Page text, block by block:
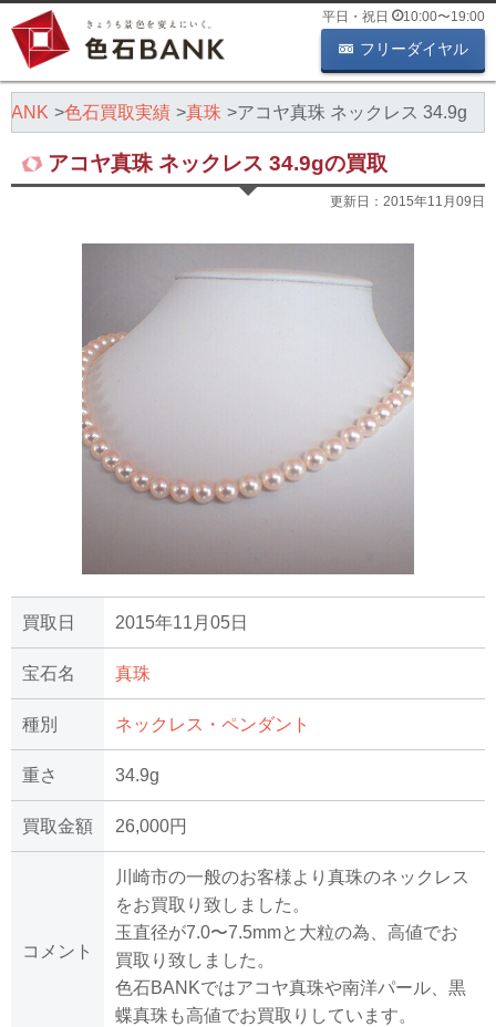
平日・祝日 10:00〜19:00
フリーダイヤル
色石買取実績 真珠 アコヤ真珠 ネックレス 34.9g
アコヤ真珠 ネックレス 34.9gの買取
更新日： 2015年11月09日
買取日 2015年11月05日
宝石名 真珠
種別 ネックレス・ペンダント
重さ 34.9g
買取金額 26,000円
コメント
川崎市の一般のお客様より真珠のネックレス
をお買取り致しました。
玉直径が7.0〜7.5mmと大粒の為、高値でお
買取り致しました。
色石BANKではアコヤ真珠や南洋パール、黒
蝶真珠も高値でお買取りしています。